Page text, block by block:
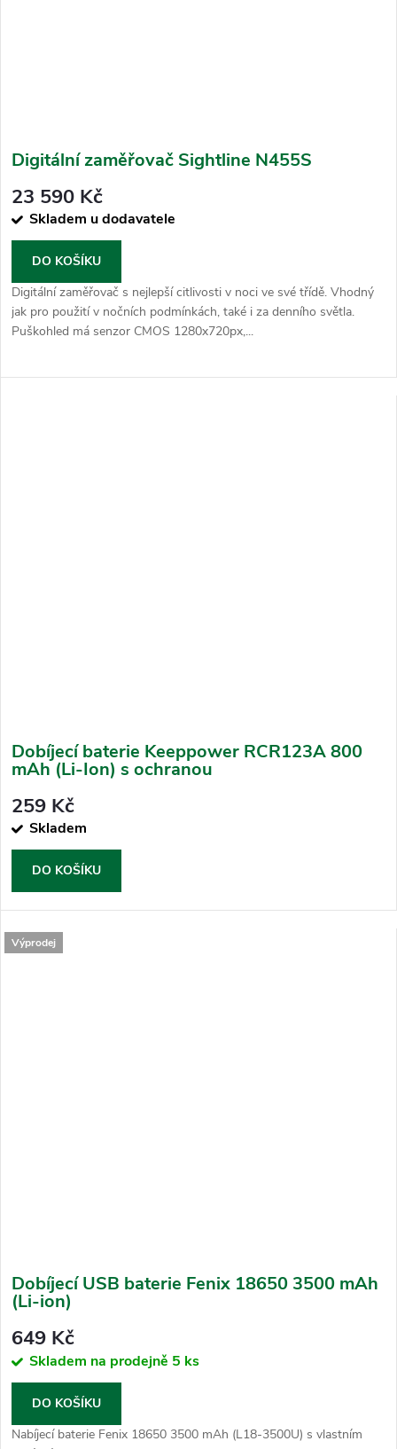
Digitální zaměřovač Sightline N455S
23 590 Kč
Skladem u dodavatele
DO KOŠÍKU
Digitální zaměřovač s nejlepší citlivosti v noci ve své třídě. Vhodný
jak pro použití v nočních podmínkách, také i za denního světla.
Puškohled má senzor CMOS 1280x720px,...
Dobíjecí baterie Keeppower RCR123A 800
mAh (Li-Ion) s ochranou
259 Kč
Skladem
DO KOŠÍKU
Výprodej
Dobíjecí USB baterie Fenix 18650 3500 mAh
(Li-ion)
649 Kč
Skladem na prodejně 5 ks
DO KOŠÍKU
Nabíjecí baterie Fenix 18650 3500 mAh (L18-3500U) s vlastním